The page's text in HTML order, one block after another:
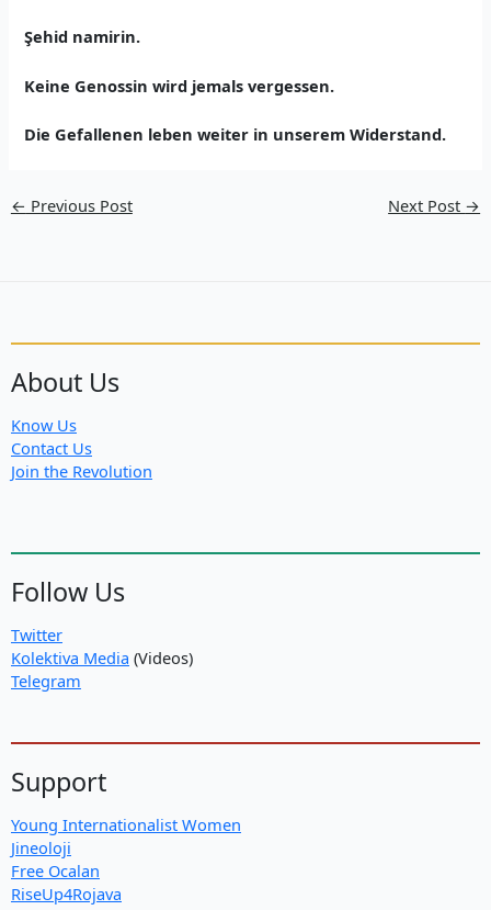
Şehid namirin.
Keine Genossin wird jemals vergessen.
Die Gefallenen leben weiter in unserem Widerstand.
← Previous Post Next Post →
About Us
Know Us
Contact Us
Join the Revolution
Follow Us
Twitter
Kolektiva Media (Videos)
Telegram
Support
Young Internationalist Women
Jineoloji
Free Ocalan
RiseUp4Rojava